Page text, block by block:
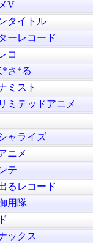
V
タイトル
ーレコード
コ
*さ*る
ミスト
ミテッドアニメ
ャライズ
ニメ
テ
るレコード
用隊
ックス